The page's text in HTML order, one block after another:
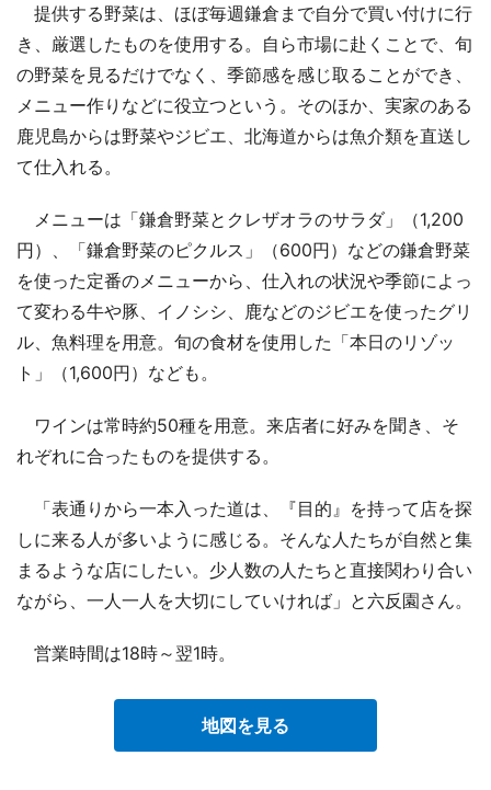
提供する野菜は、ほぼ毎週鎌倉まで自分で買い付けに行
き、厳選したものを使用する。自ら市場に赴くことで、旬
の野菜を見るだけでなく、季節感を感じ取ることができ、
メニュー作りなどに役立つという。そのほか、実家のある
鹿児島からは野菜やジビエ、北海道からは魚介類を直送し
て仕入れる。
メニューは「鎌倉野菜とクレザオラのサラダ」（1,200
円）、「鎌倉野菜のピクルス」（600円）などの鎌倉野菜
を使った定番のメニューから、仕入れの状況や季節によっ
て変わる牛や豚、イノシシ、鹿などのジビエを使ったグリ
ル、魚料理を用意。旬の食材を使用した「本日のリゾッ
ト」（1,600円）なども。
ワインは常時約50種を用意。来店者に好みを聞き、そ
れぞれに合ったものを提供する。
「表通りから一本入った道は、『目的』を持って店を探
しに来る人が多いように感じる。そんな人たちが自然と集
まるような店にしたい。少人数の人たちと直接関わり合い
ながら、一人一人を大切にしていければ」と六反園さん。
営業時間は18時～翌1時。
地図を見る